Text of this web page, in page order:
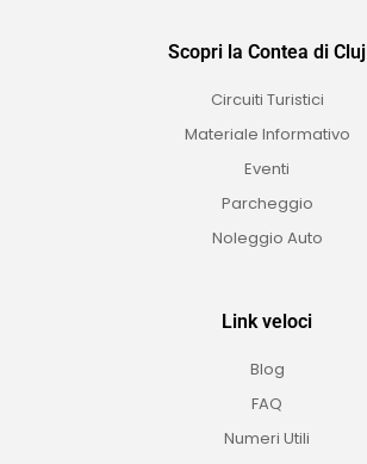
Scopri la Contea di Cluj
Circuiti Turistici
Materiale Informativo
Eventi
Parcheggio
Noleggio Auto
Link veloci
Blog
FAQ
Numeri Utili